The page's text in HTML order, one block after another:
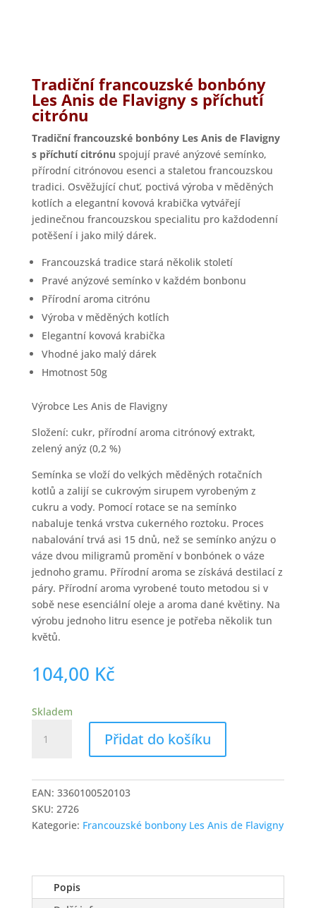
Tradiční francouzské bonbóny
Les Anis de Flavigny s příchutí
citrónu
Tradiční francouzské bonbóny Les Anis de Flavigny
s příchutí citrónu spojují pravé anýzové semínko,
přírodní citrónovou esenci a staletou francouzskou
tradici. Osvěžující chuť, poctivá výroba v měděných
kotlích a elegantní kovová krabička vytvářejí
jedinečnou francouzskou specialitu pro každodenní
potěšení i jako milý dárek.
Francouzská tradice stará několik století
Pravé anýzové semínko v každém bonbonu
Přírodní aroma citrónu
Výroba v měděných kotlích
Elegantní kovová krabička
Vhodné jako malý dárek
Hmotnost 50g
Výrobce Les Anis de Flavigny
Složení: cukr, přírodní aroma citrónový extrakt,
zelený anýz (0,2 %)
Semínka se vloží do velkých měděných rotačních
kotlů a zalijí se cukrovým sirupem vyrobeným z
cukru a vody. Pomocí rotace se na semínko
nabaluje tenká vrstva cukerného roztoku. Proces
nabalování trvá asi 15 dnů, než se semínko anýzu o
váze dvou miligramů promění v bonbónek o váze
jednoho gramu. Přírodní aroma se získává destilací z
páry. Přírodní aroma vyrobené touto metodou si v
sobě nese esenciální oleje a aroma dané květiny. Na
výrobu jednoho litru esence je potřeba několik tun
květů.
104,00 Kč
Skladem
francouzské
Anis
de
Flavigny
citrónu
Přidat do košíku
EAN: 3360100520103
SKU: 2726
Kategorie: Francouzské bonbony Les Anis de Flavigny
Popis